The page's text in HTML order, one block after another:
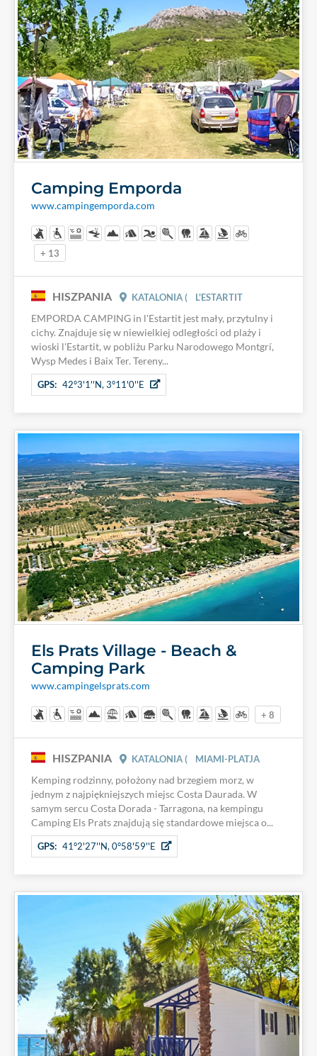
Camping Emporda
www.campingemporda.com
+ 13
HISZPANIA KATALONIA (
L'ESTARTIT
EMPORDA CAMPING in l'Estartit jest mały, przytulny i
cichy. Znajduje się w niewielkiej odległości od plaży i
wioski l'Estartit, w pobliżu Parku Narodowego Montgrí,
Wysp Medes i Baix Ter. Tereny...
GPS: 42°3'1''N, 3°11'0''E
Els Prats Village - Beach &
Camping Park
www.campingelsprats.com
+ 8
HISZPANIA KATALONIA (
MIAMI-PLATJA
Kemping rodzinny, położony nad brzegiem morz, w
jednym z najpiękniejszych miejsc Costa Daurada. W
samym sercu Costa Dorada - Tarragona, na kempingu
Camping Els Prats znajdują się standardowe miejsca o...
GPS: 41°2'27''N, 0°58'59''E